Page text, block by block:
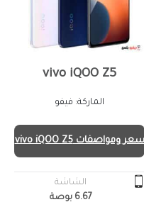
vivo iQOO Z5
الماركة: فيفو
سعر ومواصفات vivo iQOO Z5
الشاشة
6.67 بوصة